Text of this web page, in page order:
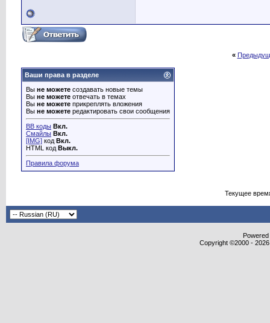
«
Ваши права в разделе
Вы не можете создавать новые темы
Вы не можете отвечать в темах
Вы не можете прикреплять вложения
Вы не можете редактировать свои сообщения
BB коды Вкл.
Смайлы Вкл.
[IMG] код Вкл.
HTML код Выкл.
Правила форума
Текущее
Copyright ©2000 -